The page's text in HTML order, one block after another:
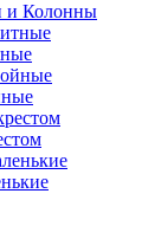
и Колонны